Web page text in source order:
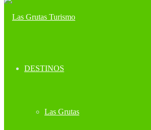
DESTINOS
Las Grutas